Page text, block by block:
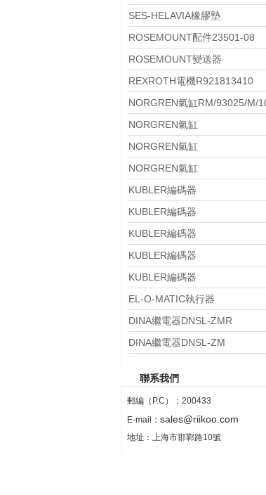
0145 0024 010
SES-HELAVIA橡膠墊
0145 0023 010
ROSEMOUNT配件23501-08
ROSEMOUNT變送器
644HAE5J2M5T1
REXROTH電機R921813410
NORGREN氣缸RM/93025/M/
NORGREN氣缸
RM/8021/M/EX/100
NORGREN氣缸
PRA/802125/M/EX/80
NORGREN氣缸
PRA/802050/M/EX/125
KUBLER編碼器
8.KIS40.134B.0600.P03.0008
KUBLER編碼器
8.KIS40.134B.0360.P03.0005
KUBLER編碼器
8.KIS40.133B.0360.P03.0008
KUBLER編碼器
8.KIH50.0311.500.S234
KUBLER編碼器
8.KIH50.035A.1024.0080.S234
EL-O-MATIC執行器
PS4000.M0A08A.00N0
DINA繼電器DNSL-ZMR
DINA繼電器DNSL-ZM
聯系我們
郵編（P.C）：200433
E-mail： sales@riikoo.com
地址：上海市邯鄲路10號